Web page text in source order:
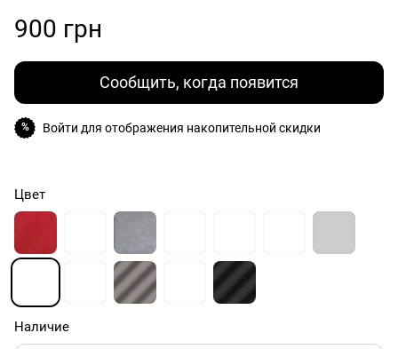
900 грн
Сообщить, когда появится
% Войти для отображения накопительной скидки
Цвет
Наличие